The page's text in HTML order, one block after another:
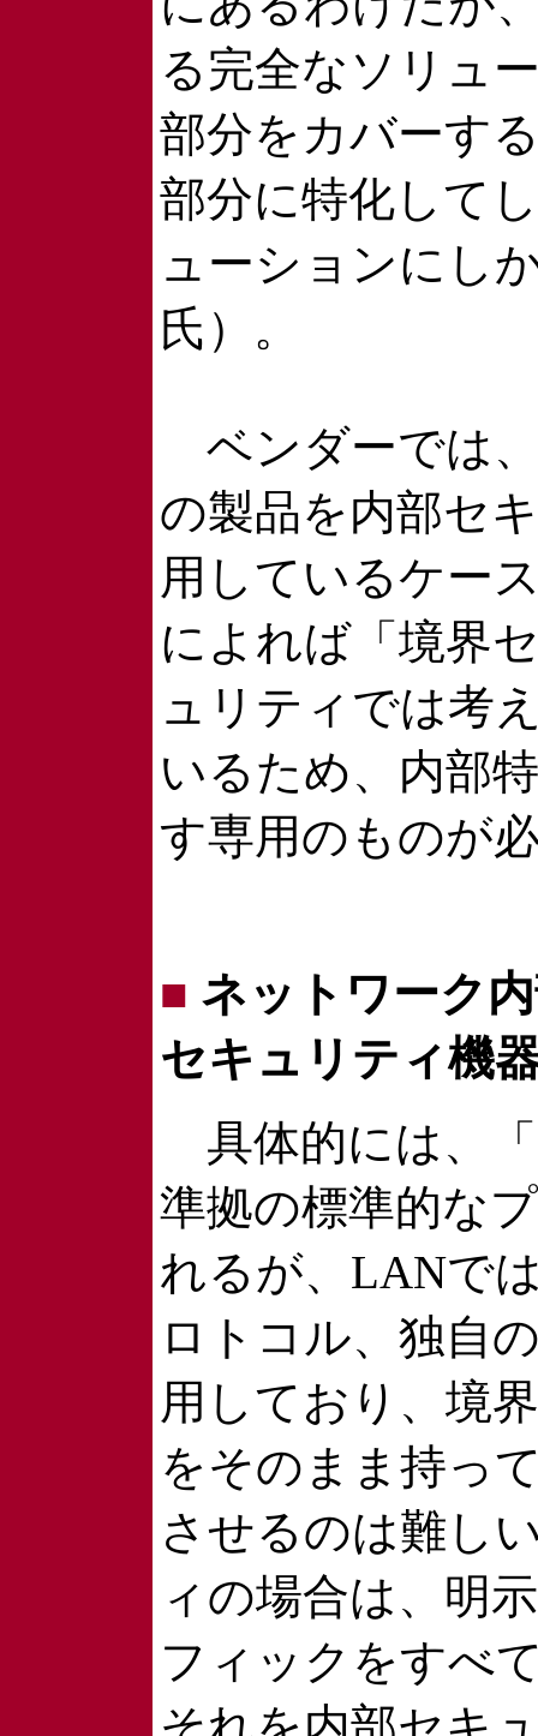
る完全なソリュ
部分をカバーす
部分に特化して
ューションにし
氏）。
ベンダーでは
の製品を内部セ
用しているケー
によれば「境界
ュリティでは考
いるため、内部
す専用のものが
■ ネットワーク
セキュリティ機
具体的には、
準拠の標準的な
れるが、LANで
ロトコル、独自
用しており、境
をそのまま持っ
させるのは難し
ィの場合は、明
フィックをすべ